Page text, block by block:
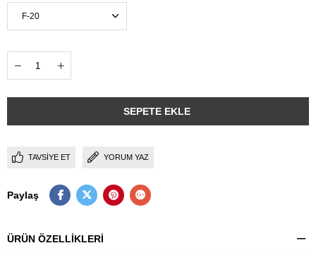
TAVSIYE ET YORUM YAZ
Paylaş
ÜRÜN ÖZELLIKLERI